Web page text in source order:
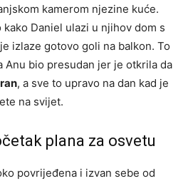
kamerom njezine kuće.
Daniel ulazi u njihov dom s
izlaze gotovo goli na balkon. To
Anu bio presudan jer je otkrila da
, a sve to upravo na dan kad je
na svijet.
plana za osvetu
povrijeđena i izvan sebe od